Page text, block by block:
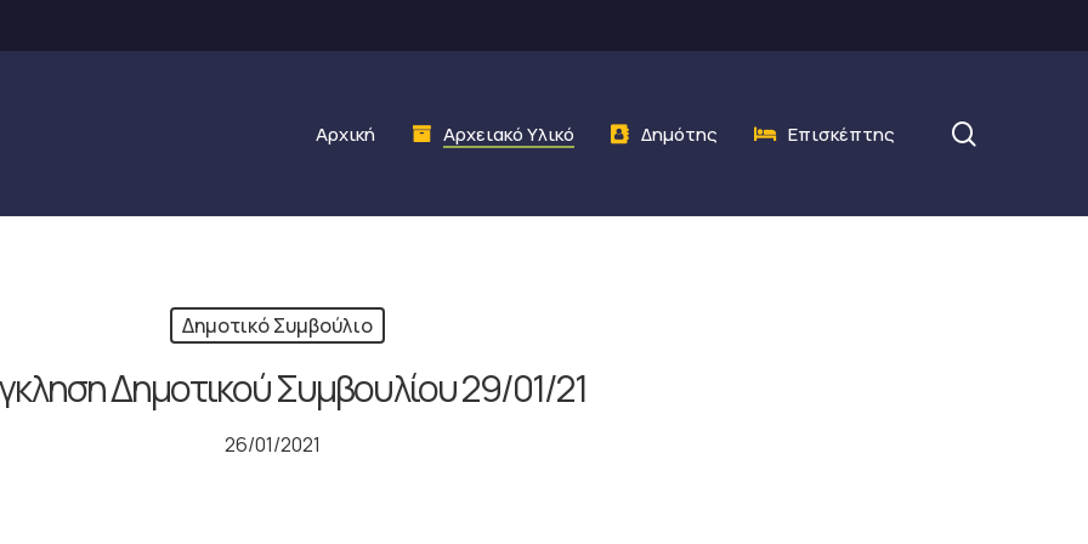
Αρχική Αρχειακό Υλικό Δημότης Επισκέπτης
Δημοτικό Συμβούλιο
Δημοτικού Συμβουλίου 29/01/21
26/01/2021